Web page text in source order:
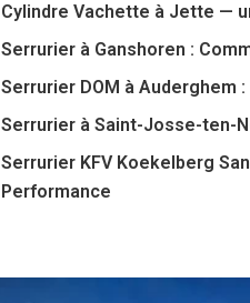
Cylindre Vachette à Jette —
Serrurier à Ganshoren :
Serrurier DOM à
Serrurier à Saint-Josse-ten-
Serrurier KFV Koekelberg
Performance